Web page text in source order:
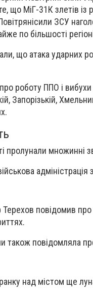
що МіГ-31К злетів
ЗСУ
по більшості
що атака ударних
роботу ППО і вибухи
Запорізькій,
пролунали множинні
Терехов повідомив
також повідомляла
над містом ще